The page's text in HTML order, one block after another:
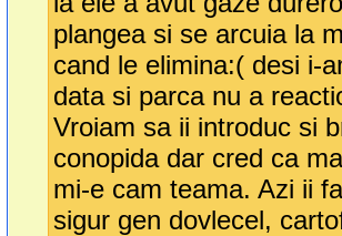
plangea si se arcuia la
cand le elimina:( desi i-
data si parca nu a
Vroiam sa ii introduc si
conopida dar cred ca
mi-e cam teama. Azi ii
sigur gen dovlecel,